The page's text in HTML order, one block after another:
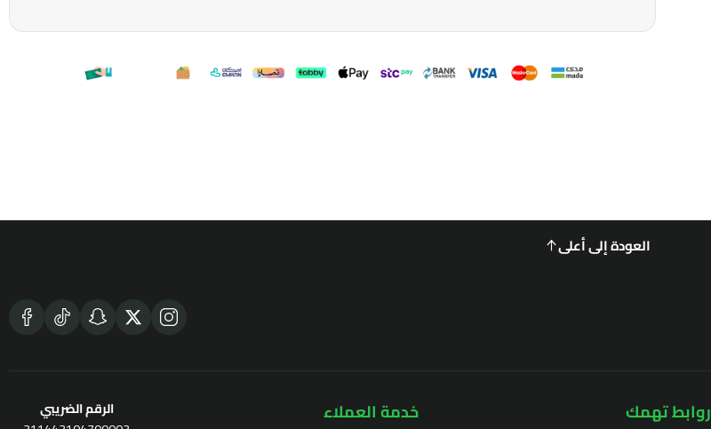
العودة إلى أعلى
روابط تهمك خدمة العملاء
الرقم الضريبي